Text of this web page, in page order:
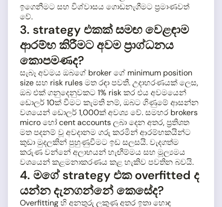
ඉගෙනීමට සහ විශ්වාසය ගොඩනැගීමට ප්‍රමාණවත්
වේ.
3. strategy එකක් සමඟ වෙළඳාම
ආරම්භ කිරීමට අවම ප්‍රාග්ධනය
කොපමණද?
සැබෑ අවමය ඔබගේ broker ගේ minimum position
size සහ risk rules මත රඳා පවතී. උදාහරණයක් ලෙස,
ඔබ එක් ගනුදෙනුවකට 1% risk කර එය අවමයෙන්
ඩොලර් 10ක් වීමට කැමති නම්, ඔබට ගිණුමේ ආසන්න
වශයෙන් ඩොලර් 1,000ක් අවශ්‍ය වේ. සමහර brokers
micro හෝ cent accounts ලබා දෙන අතර, ප්‍රතිශත
මත පදනම් වූ අවදානම ගරු කරමින් ආරම්භකයින්ට
කුඩා මුදලකින් පුහුණුවීමට ඉඩ සලසයි. වැදගත්ම
කරුණ වන්නේ අලාභයන් හැඟීම්මය සහ මූල්‍යමය
වශයෙන් කළමනාකරණය කළ හැකිව පවතින බවයි.
4. මගේ strategy එක overfitted ද
යන්න දැනගන්නේ කෙසේද?
Overfitting හි අනතුරු ලකුණු අතර ඉතා හොඳ